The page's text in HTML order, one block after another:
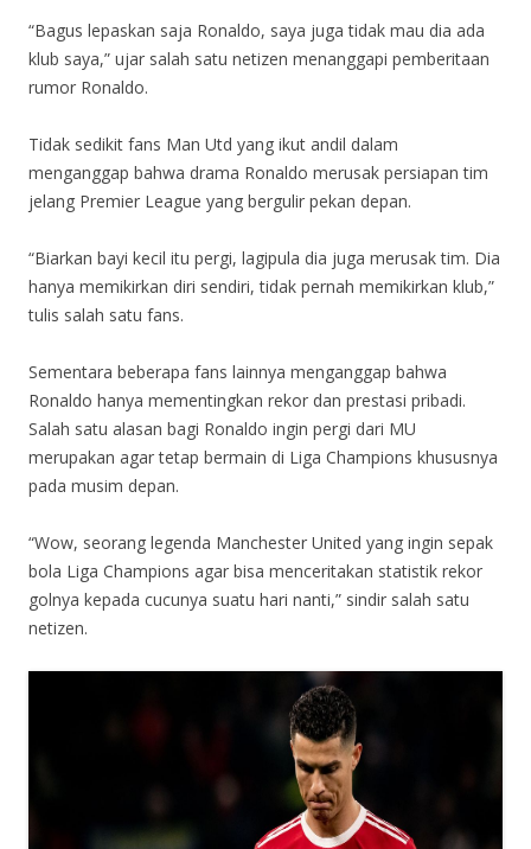
“Bagus lepaskan saja Ronaldo, saya juga tidak mau dia ada
klub saya,” ujar salah satu netizen menanggapi pemberitaan
rumor Ronaldo.
Tidak sedikit fans Man Utd yang ikut andil dalam
menganggap bahwa drama Ronaldo merusak persiapan tim
jelang Premier League yang bergulir pekan depan.
“Biarkan bayi kecil itu pergi, lagipula dia juga merusak tim. Dia
hanya memikirkan diri sendiri, tidak pernah memikirkan klub,”
tulis salah satu fans.
Sementara beberapa fans lainnya menganggap bahwa
Ronaldo hanya mementingkan rekor dan prestasi pribadi.
Salah satu alasan bagi Ronaldo ingin pergi dari MU
merupakan agar tetap bermain di Liga Champions khususnya
pada musim depan.
“Wow, seorang legenda Manchester United yang ingin sepak
bola Liga Champions agar bisa menceritakan statistik rekor
golnya kepada cucunya suatu hari nanti,” sindir salah satu
netizen.